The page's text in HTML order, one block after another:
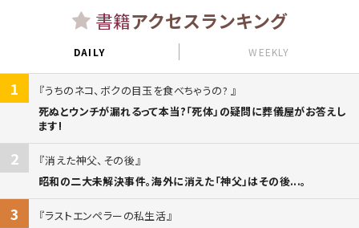
書籍アクセスランキング
DAILY WEEKLY
1
うちのネコ、ボクの目玉を食べちゃうの?
死ぬとウンチが漏れるって本当?「死体」の疑問に葬儀屋がお答えし
ます!
2
消えた神父、その後
昭和の二大未解決事件。海外に消えた「神父」はその後...。
3
ラストエンペラーの私生活